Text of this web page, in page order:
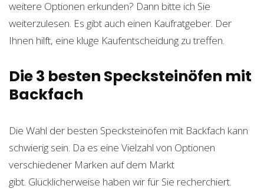
weitere Optionen erkunden? Dann bitte ich Sie
weiterzulesen. Es gibt auch einen Kaufratgeber. Der
Ihnen hilft, eine kluge Kaufentscheidung zu treffen.
Die 3 besten Specksteinöfen mit
Backfach
Die Wahl der besten Specksteinöfen mit Backfach kann
schwierig sein. Da es eine Vielzahl von Optionen
verschiedener Marken auf dem Markt
gibt. Glücklicherweise haben wir für Sie recherchiert.